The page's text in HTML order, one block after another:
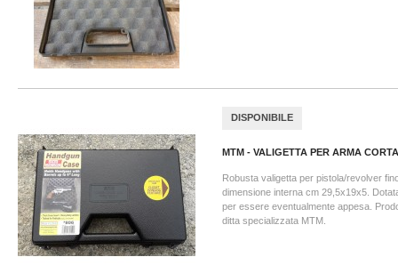
DISPONIBILE
MTM - VALIGETTA PER ARMA
Robusta valigetta per pistola/revolver
dimensione interna cm 29,5x19x5.
per essere eventualmente appesa.
ditta specializzata MTM.